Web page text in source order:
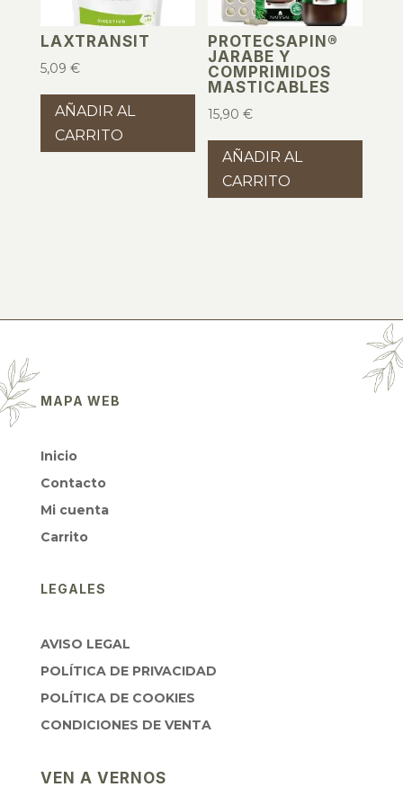
LAXTRANSIT
5,09 €
AÑADIR AL
CARRITO
PROTECSAPIN®
JARABE Y
COMPRIMIDOS
MASTICABLES
15,90€
AÑADIR AL
CARRITO
MAPA WEB
Inicio
Contacto
Mi cuenta
Carrito
LEGALES
AVISO LEGAL
POLÍTICA DE PRIVACIDAD
POLÍTICA DE COOKIES
CONDICIONES DE VENTA
VEN A VERNOS